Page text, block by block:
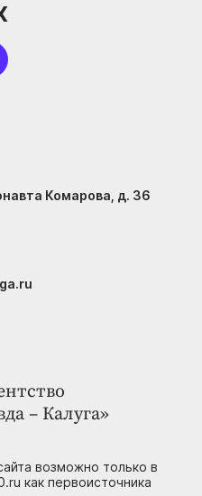
– Калуга»
возможно только в
как первоисточника
Комарова, д. 36